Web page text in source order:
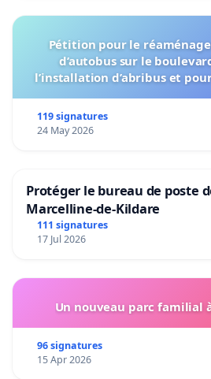
Pétition pour le
d’autobus sur le
l’installation d’abribus et
119 signatures
24 May 2026
Protéger le bureau de poste
Marcelline-de-Kildare
111 signatures
17 Jul 2026
Un nouveau parc familial
96 signatures
15 Apr 2026